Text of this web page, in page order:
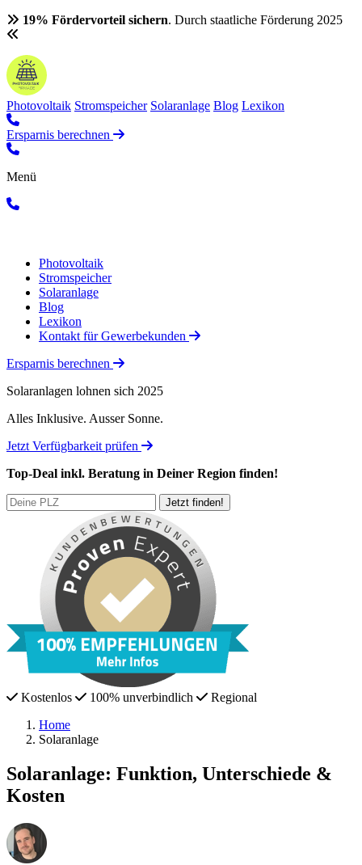
19% Fördervorteil sichern. Durch staatliche Förderung 2025
Photovoltaik Stromspeicher Solaranlage Blog Lexikon
Ersparnis berechnen
Menü
Photovoltaik
Stromspeicher
Solaranlage
Blog
Lexikon
Kontakt für Gewerbekunden
Ersparnis berechnen
Solaranlagen lohnen sich 2025
Alles Inklusive. Ausser Sonne.
Jetzt Verfügbarkeit prüfen
Top-Deal inkl. Beratung in Deiner Region finden!
Kostenlos 100% unverbindlich
Regional
Home
Solaranlage
Solaranlage: Funktion, Unterschiede &
Kosten